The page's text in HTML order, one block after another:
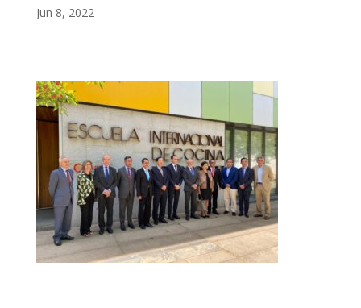
Jun 8, 2022